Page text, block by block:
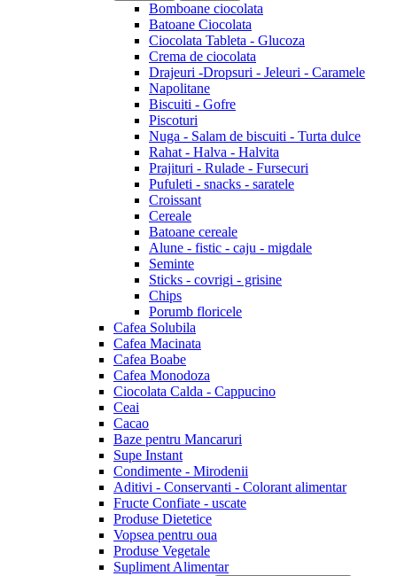
Bomboane ciocolata
Batoane Ciocolata
Ciocolata Tableta - Glucoza
Crema de ciocolata
Drajeuri -Dropsuri - Jeleuri - Caramele
Napolitane
Biscuiti - Gofre
Piscoturi
Nuga - Salam de biscuiti - Turta dulce
Rahat - Halva - Halvita
Prajituri - Rulade - Fursecuri
Pufuleti - snacks - saratele
Croissant
Cereale
Batoane cereale
Alune - fistic - caju - migdale
Seminte
Sticks - covrigi - grisine
Chips
Porumb floricele
Cafea Solubila
Cafea Macinata
Cafea Boabe
Cafea Monodoza
Ciocolata Calda - Cappucino
Ceai
Cacao
Baze pentru Mancaruri
Supe Instant
Condimente - Mirodenii
Aditivi - Conservanti - Colorant alimentar
Fructe Confiate - uscate
Produse Dietetice
Vopsea pentru oua
Produse Vegetale
Supliment Alimentar